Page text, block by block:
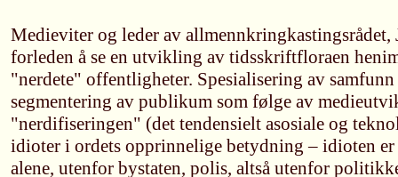
Medieviter og leder av allmennkringkastingsrådet,
forleden å se en utvikling av tidsskriftfloraen
"nerdete" offentligheter. Spesialisering av
segmentering av publikum som følge av
"nerdifiseringen" (det tendensielt asosiale og
idioter i ordets opprinnelige betydning – idioten er
alene, utenfor bystaten, polis, altså utenfor